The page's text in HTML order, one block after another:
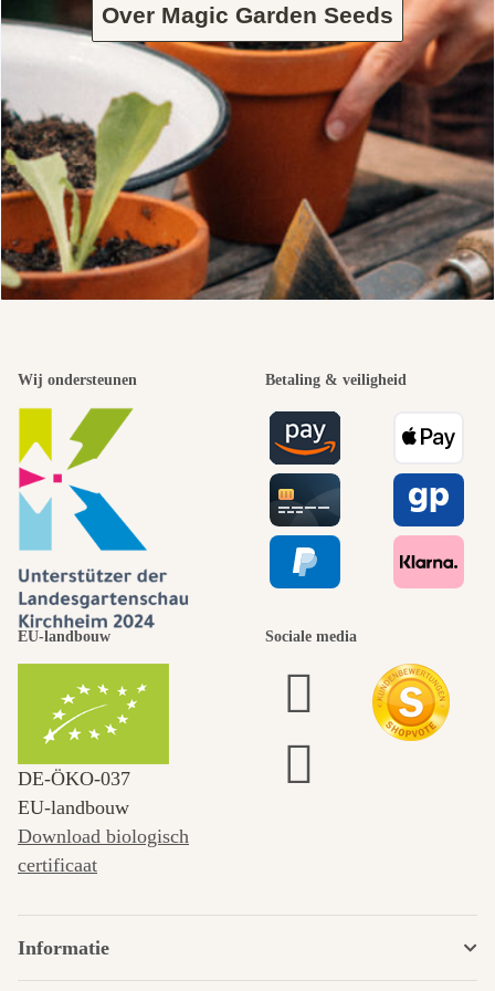
Over Magic Garden Seeds
Wij ondersteunen Betaling & veiligheid
EU-landbouw
DE‑ÖKO‑037
EU-landbouw
Download biologisch
certificaat
Sociale media
Informatie